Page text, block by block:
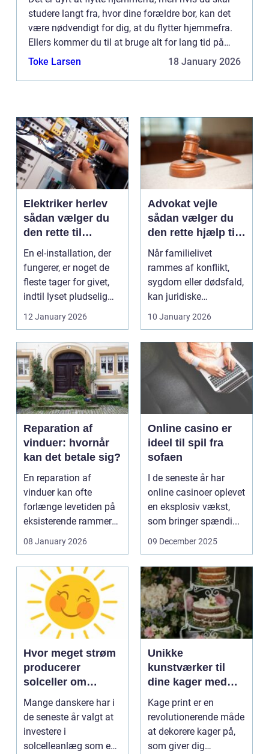
studere langt fra, hvor dine forældre bor, kan det
være nødvendigt for dig, at du flytter hjemmefra.
Ellers kommer du til at bruge alt for lang tid på
transport hver dag. Har ...
Toke Larsen 18 January 2026
Elektriker herlev
sådan vælger du
den rette til
opgaven
En el-installation, der
fungerer, er noget de
fleste tager for givet,
indtil lyset pludselig
går, el...
12 January 2026
Advokat vejle
sådan vælger du
den rette hjælp til
familien
Når familielivet
rammes af konflikt,
sygdom eller dødsfald,
kan juridiske
spørgsmål hurtigt
vokse si...
10 January 2026
Reparation af
vinduer: hvornår
kan det betale sig?
En reparation af
vinduer kan ofte
forlænge levetiden på
eksisterende rammer
og glas med ...
08 January 2026
Online casino er
ideel til spil fra
sofaen
I de seneste år har
online casinoer oplevet
en eksplosiv vækst,
som bringer spændi...
09 December 2025
Hvor meget strøm
producerer
solceller om
vinteren?
Mange danskere har i
de seneste år valgt at
investere i
solcelleanlæg som en
Unikke
kunstværker til
dine kager med
kage print
Kage print er en
revolutionerende måde
at dekorere kager på,
som giver dig